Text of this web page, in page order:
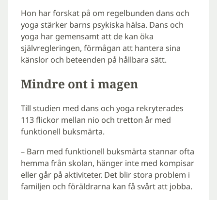
Hon har forskat på om regelbunden dans och
yoga stärker barns psykiska hälsa. Dans och
yoga har gemensamt att de kan öka
självregleringen, förmågan att hantera sina
känslor och beteenden på hållbara sätt.
Mindre ont i magen
Till studien med dans och yoga rekryterades
113 flickor mellan nio och tretton år med
funktionell buksmärta.
– Barn med funktionell buksmärta stannar ofta
hemma från skolan, hänger inte med kompisar
eller går på aktiviteter. Det blir stora problem i
familjen och föräldrarna kan få svårt att jobba.